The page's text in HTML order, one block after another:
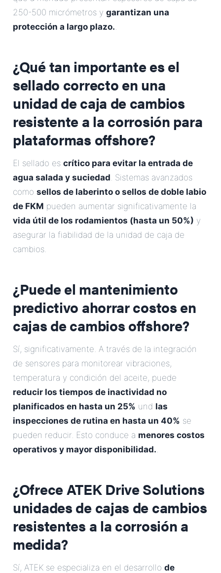
250-500 micrómetros y garantizan una
protección a largo plazo..
¿Qué tan importante es el
sellado correcto en una
unidad de caja de cambios
resistente a la corrosión para
plataformas offshore?
El sellado es crítico para evitar la entrada de
agua salada y suciedad. Sistemas avanzados
como sellos de laberinto o sellos de doble labio
de FKM pueden aumentar significativamente la
vida útil de los rodamientos (hasta un 50%) y
asegurar la fiabilidad de la unidad de caja de
cambios.
¿Puede el mantenimiento
predictivo ahorrar costos en
cajas de cambios offshore?
Sí, significativamente. A través de la integración
de sensores para monitorear vibraciones,
temperatura y condición del aceite, puede
reducir los tiempos de inactividad no
planificados en hasta un 25% und las
inspecciones de rutina en hasta un 40% se
pueden reducir. Esto conduce a menores costos
operativos y mayor disponibilidad..
¿Ofrece ATEK Drive Solutions
unidades de cajas de cambios
resistentes a la corrosión a
medida?
Sí, ATEK se especializa en el desarrollo de